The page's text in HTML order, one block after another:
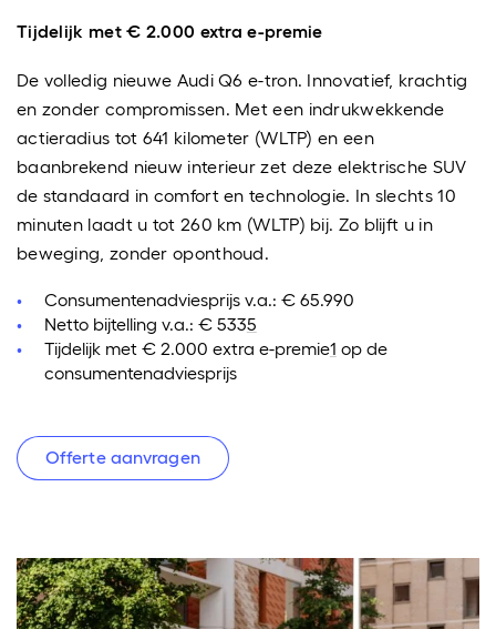
Tijdelijk met € 2.000 extra e-premie
De volledig nieuwe Audi Q6 e-tron. Innovatief, krachtig
en zonder compromissen. Met een indrukwekkende
actieradius tot 641 kilometer (WLTP) en een
baanbrekend nieuw interieur zet deze elektrische SUV
de standaard in comfort en technologie. In slechts 10
minuten laadt u tot 260 km (WLTP) bij. Zo blijft u in
beweging, zonder oponthoud.
Consumentenadviesprijs v.a.: € 65.990
Netto bijtelling v.a.: € 5335
Tijdelijk met € 2.000 extra e-premie1 op de
consumentenadviesprijs
Offerte aanvragen